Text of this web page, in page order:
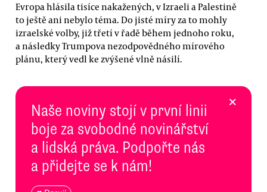
Evropa hlásila tisíce nakažených, v Izraeli a Palestině
to ještě ani nebylo téma. Do jisté míry za to mohly
izraelské volby, již třetí v řadě během jednoho roku,
a následky Trumpova nezodpovědného mírového
plánu, který vedl ke zvýšené vlně násilí.
Naše noviny stojí v první linii
boje za svobodné novinářství
a lidská práva. Podpořte nás
a přidejte se k nám!
×